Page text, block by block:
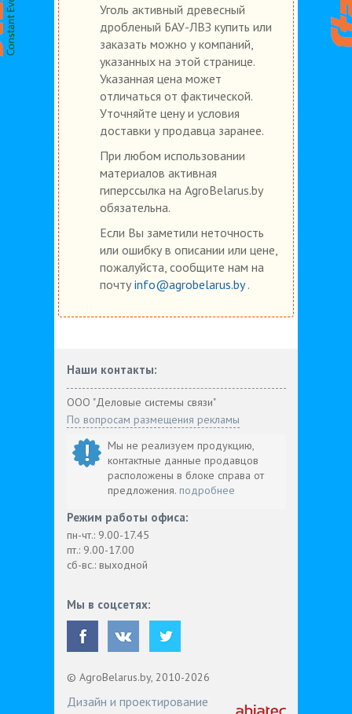
Уголь активный древесный
дробленый БАУ-ЛВЗ купить или
заказать можно у компаний,
указанных на этой странице.
Указанная цена может
отличаться от фактической.
Уточняйте цену и условия
доставки у продавца заранее.
При любом использовании
материалов активная
гиперссылка на AgroBelarus.by
обязательна.
Если Вы заметили неточность
или ошибку в описании или цене,
пожалуйста, сообщите нам на
почту info@agrobelarus.by.
Наши контакты:
ООО "Деловые системы связи"
По вопросам размещения рекламы
Мы не реализуем продукцию,
контактные данные продавцов
расположены в блоке справа от
предложения. подробнее
Режим работы офиса:
пн-чт.: 9.00-17.45
пт.: 9.00-17.00
сб-вс.: выходной
Мы в соцсетях:
© AgroBelarus.by, 2010-2026
Дизайн и проектирование